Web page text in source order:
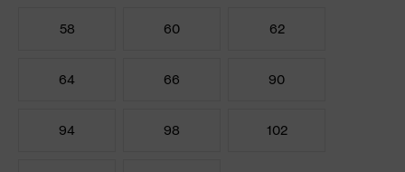
58 60 62
64 66 90
94 98 102